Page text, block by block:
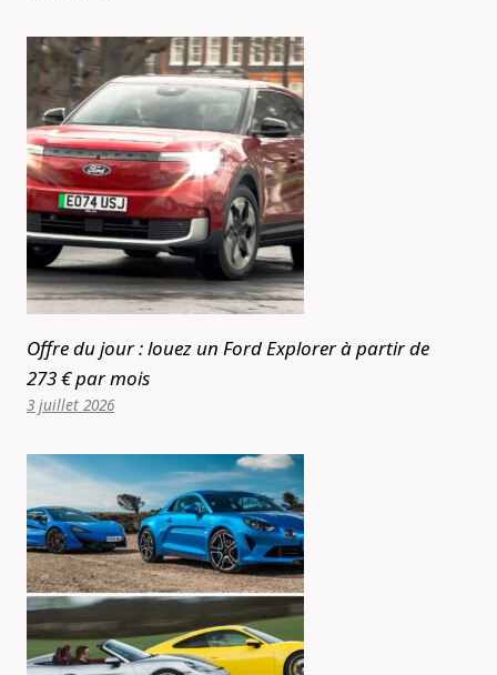
Offre du jour : louez un Ford Explorer à partir de
273 € par mois
3 juillet 2026